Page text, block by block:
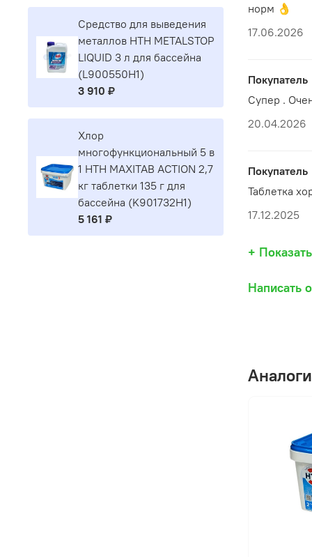
HTH
воды в
Если
Если
Когда
норм 👌
17.06.2026
Покупатель
Супер .
20.04.2026
Покупатель
Таблетка
17.12.2025
+
Написать
Средство для выведения
металлов HTH METALSTOP
LIQUID 3 л для бассейна
(L900550H1)
3 910 ₽
Хлор
многофункциональный 5 в
1 HTH MAXITAB ACTION 2,7
кг таблетки 135 г для
бассейна (K901732H1)
5 161 ₽